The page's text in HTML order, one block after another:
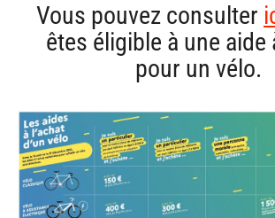
ENFANT
Rentrée des classes
NOS CATALOGUES
CLUBS ET COLLECTIVITÉS
Vous pouvez consulter
êtes éligible à une aide
pour un vélo.